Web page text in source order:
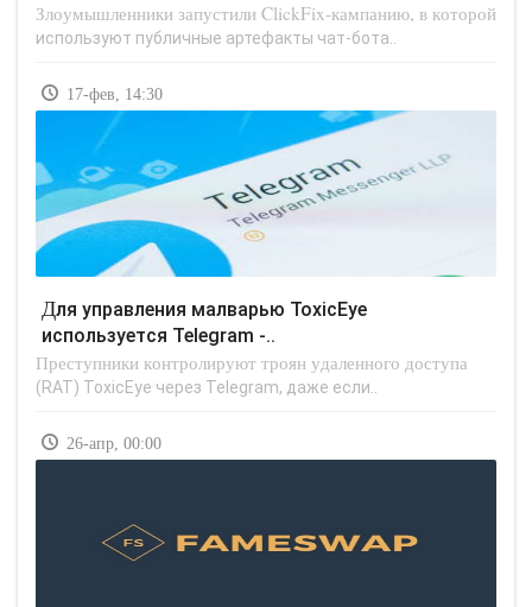
Злоумышленники запустили ClickFix-кампанию, в которой
используют публичные артефакты чат-бота..
17-фев, 14:30
Для управления малварью ToxicEye
используется Telegram -..
Преступники контролируют троян удаленного доступа
(RAT) ToxicEye через Telegram, даже если..
26-апр, 00:00